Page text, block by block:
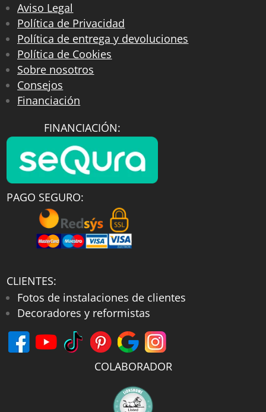
Aviso Legal
Política de Privacidad
Política de entrega y devoluciones
Política de Cookies
Sobre nosotros
Consejos
Financiación
FINANCIACIÓN:
PAGO SEGURO:
CLIENTES:
Fotos de instalaciones de clientes
Decoradores y reformistas
COLABORADOR